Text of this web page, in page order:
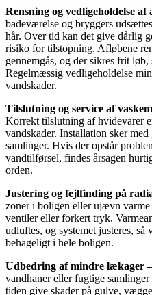
Rensning og vedligeholdelse af
badeværelse og bryggers
hår. Over tid kan det give dårlig
risiko for tilstopning. Afløbene
gennemgås, og der sikres frit
Regelmæssig vedligeholdelse
vandskader.
Tilslutning og service af
Korrekt tilslutning af hvidevarer
vandskader. Installation sker
samlinger. Hvis der opstår
vandtilførsel, findes årsagen
orden.
Justering og fejlfinding på
zoner i boligen eller ujævn
ventiler eller forkert tryk.
udluftes, og systemet justeres,
behageligt i hele boligen.
Udbedring af mindre lækager
vandhaner eller fugtige
tiden give skader på gulve,